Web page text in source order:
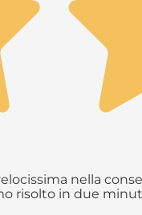
nella
risolto in due